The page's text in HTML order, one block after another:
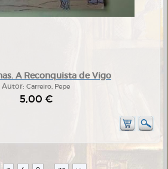
A Reconquista de Vigo
Autor: Carreiro, Pepe
5,00 €